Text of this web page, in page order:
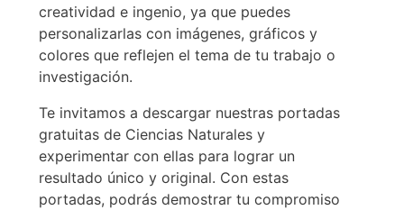
creatividad e ingenio, ya que puedes
personalizarlas con imágenes, gráficos y
colores que reflejen el tema de tu trabajo o
investigación.
Te invitamos a descargar nuestras portadas
gratuitas de Ciencias Naturales y
experimentar con ellas para lograr un
resultado único y original. Con estas
portadas, podrás demostrar tu compromiso